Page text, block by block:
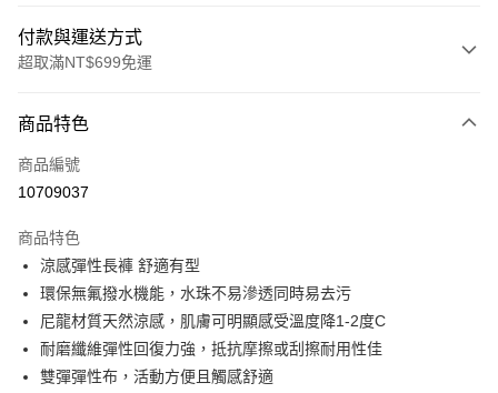
付款與運送方式
超取滿NT$699免運
信用卡一次付款
超商取貨付款
Apple Pay
悠遊付
Google Pay
ATM付款
商品特色
商品編號
10709037
商品特色
涼感彈性長褲 舒適有型
環保無氟撥水機能，水珠不易滲透同時易去污
尼龍材質天然涼感，肌膚可明顯感受溫度降1-2度C
耐磨纖維彈性回復力強，抵抗摩擦或刮擦耐用性佳
雙彈彈性布，活動方便且觸感舒適